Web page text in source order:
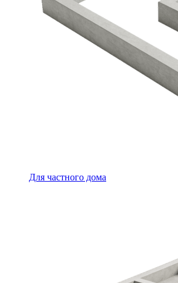
Для частного дома